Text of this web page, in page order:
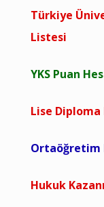
Türkiye
Listesi
YKS Puan
Lise Diploma
Ortaöğretim
Hukuk